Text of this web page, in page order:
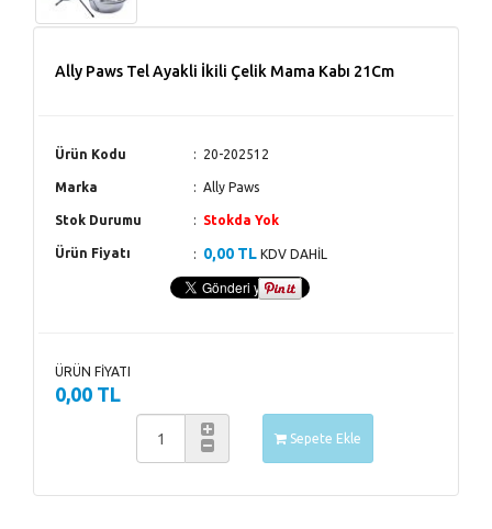
Ally Paws Tel Ayakli İkili Çelik Mama Kabı 21Cm
Ürün Kodu 20-202512
Marka Ally Paws
Stok Durumu Stokda Yok
Ürün Fiyatı 0,00 TL KDV DAHİL
ÜRÜN FİYATI
0,00 TL
Sepete Ekle